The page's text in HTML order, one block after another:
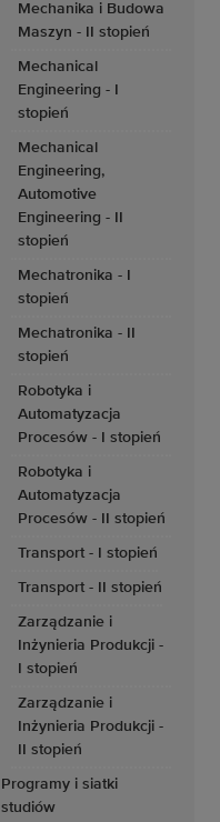
Mechanika i Budowa
Maszyn - II stopień
Mechanical
Engineering - I
stopień
Mechanical
Engineering,
Automotive
Engineering - II
stopień
Mechatronika - I
stopień
Mechatronika - II
stopień
Robotyka i
Automatyzacja
Procesów - I stopień
Robotyka i
Automatyzacja
Procesów - II stopień
Transport - I stopień
Transport - II stopień
Zarządzanie i
Inżynieria Produkcji -
I stopień
Zarządzanie i
Inżynieria Produkcji -
II stopień
Programy i siatki
studiów